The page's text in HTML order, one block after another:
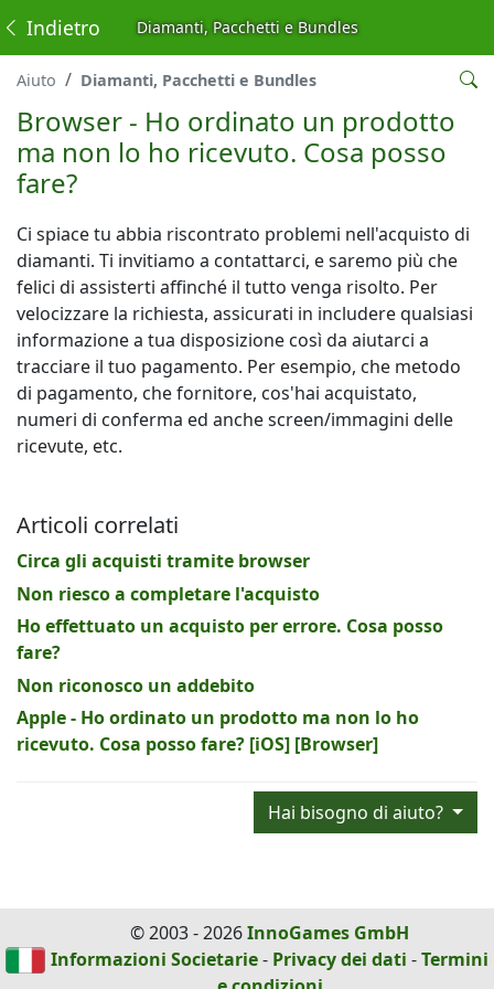
Diamanti, Pacchetti e Bundles
Indietro
Aiuto Diamanti, Pacchetti e Bundles
Browser - Ho ordinato un prodotto
ma non lo ho ricevuto. Cosa posso
fare?
Ci spiace tu abbia riscontrato problemi nell'acquisto di
diamanti. Ti invitiamo a contattarci, e saremo più che
felici di assisterti affinché il tutto venga risolto. Per
velocizzare la richiesta, assicurati in includere qualsiasi
informazione a tua disposizione così da aiutarci a
tracciare il tuo pagamento. Per esempio, che metodo
di pagamento, che fornitore, cos'hai acquistato,
numeri di conferma ed anche screen/immagini delle
ricevute, etc.
Articoli correlati
Circa gli acquisti tramite browser
Non riesco a completare l'acquisto
Ho effettuato un acquisto per errore. Cosa posso
fare?
Non riconosco un addebito
Apple - Ho ordinato un prodotto ma non lo ho
ricevuto. Cosa posso fare? [iOS] [Browser]
Hai bisogno di aiuto?
© 2003 - 2026InnoGames GmbH
Informazioni Societarie- Privacy dei dati -Termini